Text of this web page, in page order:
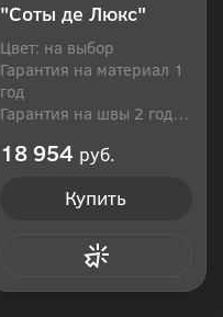
"Соты де Люкс"
Цвет: на выбор
Гарантия на материал 1
год
Гарантия на швы 2 года
18 954 руб.
Купить